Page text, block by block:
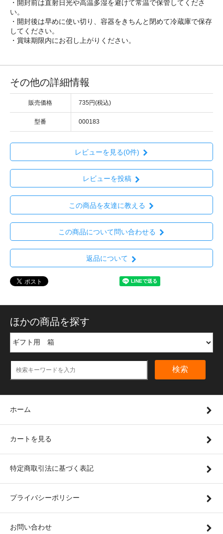
・開封前は直射日光や高温多湿を避けて常温で保管してくださ
い。
・開封後は早めに使い切り、容器をきちんと閉めて冷蔵庫で保存
してください。
・賞味期限内にお召し上がりください。
その他の詳細情報
販売価格 735円(税込)
型番 000183
レビューを見る(0件)
レビューを投稿
この商品を友達に教える
この商品について問い合わせる
返品について
ほかの商品を探す
検索
ホーム
カートを見る
特定商取引法に基づく表記
プライバシーポリシー
お問い合わせ